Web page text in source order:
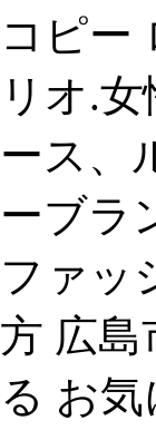
コピー
リオ.
ース、
ーブラ
ファッ
方 広島
る お